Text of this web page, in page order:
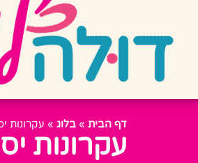
דף הבית » בלוג » עקרונות
עקרונות